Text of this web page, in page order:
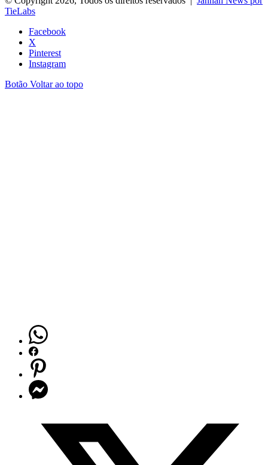
TieLabs
Facebook
X
Pinterest
Instagram
Botão Voltar ao topo